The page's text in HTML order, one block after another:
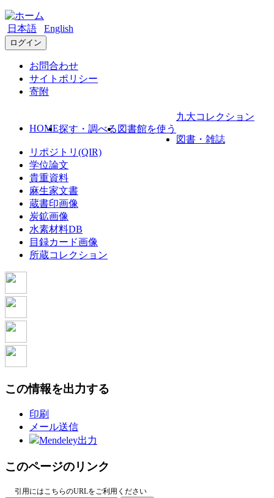
日本語 English
ログイン
お問合わせ
サイトポリシー
寄附
HOME探す・調べる 図書館を使う
九大コレクション
図書・雑誌
リポジトリ(QIR)
学位論文
貴重資料
麻生家文書
蔵書印画像
炭鉱画像
水素材料DB
目録カード画像
所蔵コレクション
この情報を出力する
印刷
メール送信
Mendeley出力
このページのリンク
引用にはこちらのURLをご利用ください